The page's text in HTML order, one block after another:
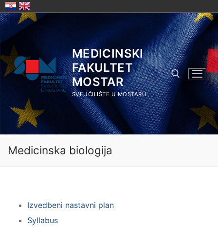
Skip
content
MEDICINSKI
FAKULTET
MOSTAR
SVEUČILIŠTE U MOSTARU
Search for:
Medicinska biologija
Izvedbeni nastavni plan
Syllabus